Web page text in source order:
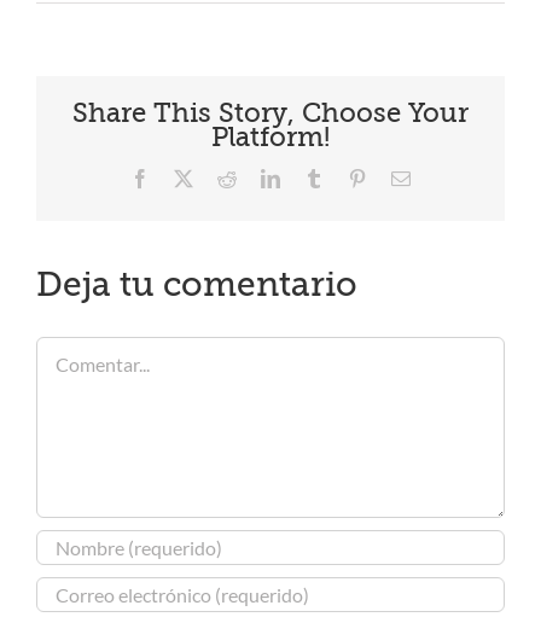
Share This Story, Choose Your
Platform!
Facebook RedditLinkedInTumblr PinterestCorreo
Deja tu comentario
Comentar